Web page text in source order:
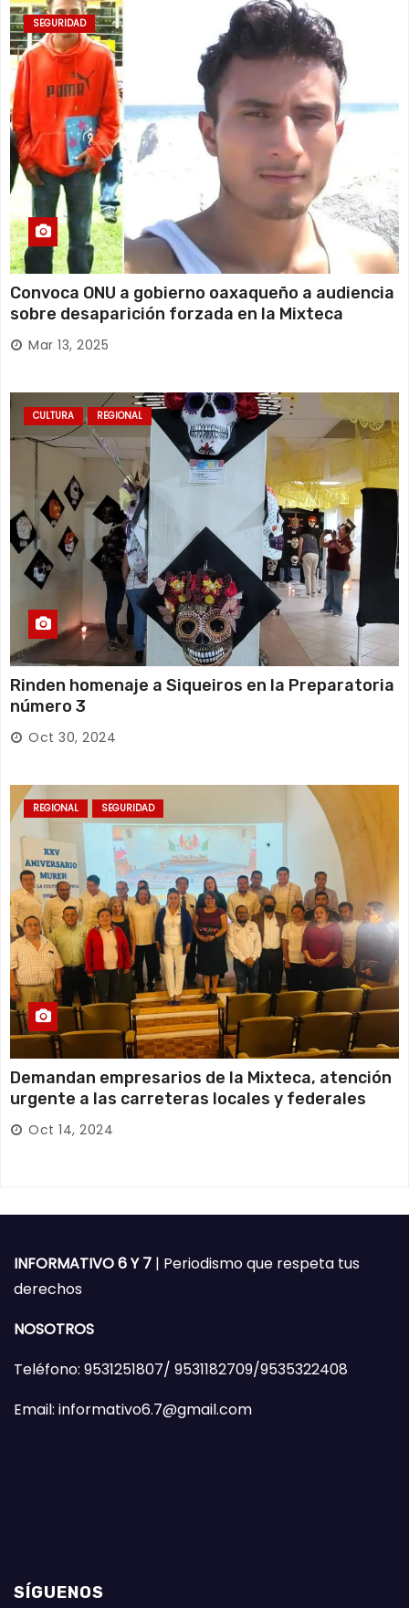
SEGURIDAD
Convoca ONU a gobierno oaxaqueño a audiencia
sobre desaparición forzada en la Mixteca
Mar 13, 2025
CULTURA REGIONAL
Rinden homenaje a Siqueiros en la Preparatoria
número 3
Oct 30, 2024
REGIONAL SEGURIDAD
Demandan empresarios de la Mixteca, atención
urgente a las carreteras locales y federales
Oct 14, 2024
INFORMATIVO 6 Y 7 | Periodismo que respeta tus
derechos
NOSOTROS
Teléfono: 9531251807/ 9531182709/9535322408
Email: informativo6.7@gmail.com
SÍGUENOS